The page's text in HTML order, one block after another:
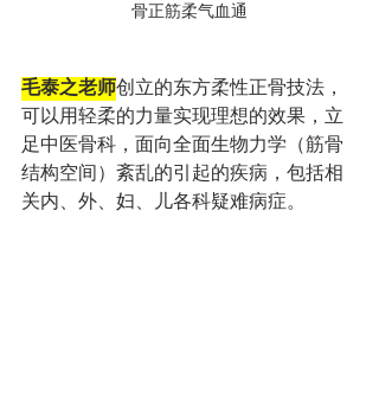
骨正筋柔气血通
毛泰之老师创立的东方柔性正骨技法，
可以用轻柔的力量实现理想的效果，立
足中医骨科，面向全面生物力学（筋骨
结构空间）紊乱的引起的疾病，包括相
关内、外、妇、儿各科疑难病症。